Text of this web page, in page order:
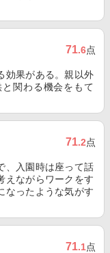
71.6点
効果がある。親以外
関わる機会をもて
71.2点
、入園時は座って話
えながらワークをす
なったような気がす
71.1点